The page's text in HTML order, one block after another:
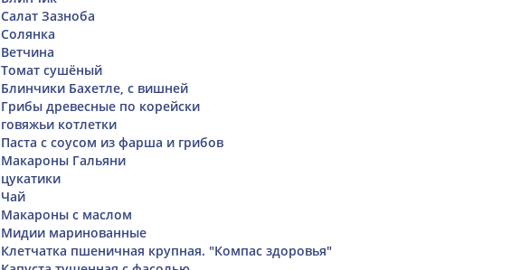
Салат Зазноба
Солянка
Ветчина
Томат сушёный
Блинчики Бахетле, с вишней
Грибы древесные по корейски
говяжьи котлетки
Паста с соусом из фарша и грибов
Макароны Гальяни
цукатики
Чай
Макароны с маслом
Мидии маринованные
Клетчатка пшеничная крупная. "Компас здоровья"